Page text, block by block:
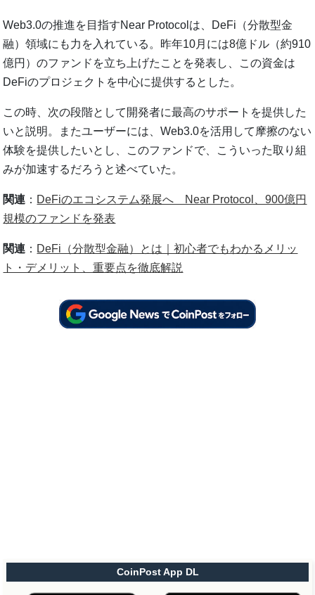
Web3.0の推進を目指すNear Protocolは、DeFi（分散型金
融）領域にも力を入れている。昨年10月には8億ドル（約910
億円）のファンドを立ち上げたことを発表し、この資金は
DeFiのプロジェクトを中心に提供するとした。
この時、次の段階として開発者に最高のサポートを提供した
いと説明。またユーザーには、Web3.0を活用して摩擦のない
体験を提供したいとし、このファンドで、こういった取り組
みが加速するだろうと述べていた。
関連 ： DeFiのエコシステム発展へ Near Protocol、900億円
規模のファンドを発表
関連 ： DeFi（分散型金融）とは｜初心者でもわかるメリッ
ト・デメリット、重要点を徹底解説
CoinPost App DL